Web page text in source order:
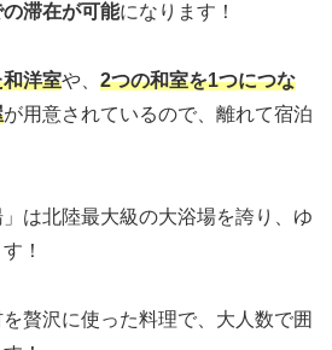
滞在が可能になります！
洋室や、 2つの和室を1つにつな
が用意されているので、離れて宿泊
は北陸最大級の大浴場を誇り、ゆ
！
贅沢に使った料理で、大人数で囲